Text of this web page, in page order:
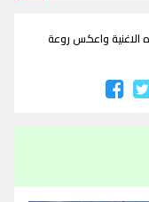
واعكس روعة